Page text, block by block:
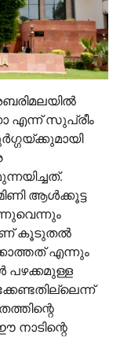
എന്ന് സുപ്രീം
ആൾക്കൂട്ട
കൂടുതൽ
എന്നും
പഴക്കമുള്ള